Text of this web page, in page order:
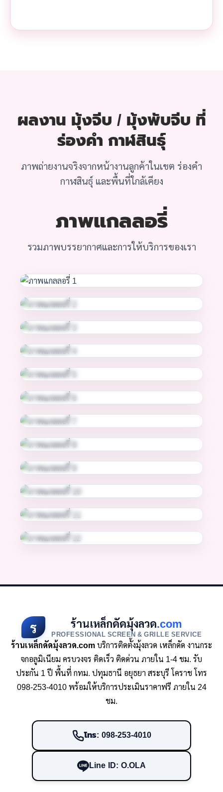
ผลงาน มุ้งจีบ / มุ้งพับจีบ ที่
ร่องคำ กาฬสินธุ์
ภาพถ่ายงานจริงจากหน้างานลูกค้าในเขต ร่องคำ
กาฬสินธุ์ และพื้นที่ใกล้เคียง
ภาพแกลลอรี่
รวมภาพบรรยากาศและการให้บริการของเรา
ร ร้านเหล็กดัดมุ้งลวด.com
PROFESSIONAL SCREEN & GRILLE SERVICE
ร้านเหล็กดัดมุ้งลวด.comบริการติดตั้งมุ้งลวด เหล็กดัด งานกระ
จกอลูมิเนียม ครบวงจร ติดเร็ว ติดด่วน ภายใน 1-4 ชม. รับ
ประกัน 1 ปี พื้นที่ กทม. ปทุมธานี อยุธยา สระบุรี โคราช โทร
098-253-4010 พร้อมให้บริการประเมินราคาฟรี ภายใน 24
ชม.
โทร: 098-253-4010
Line ID: O.OLA